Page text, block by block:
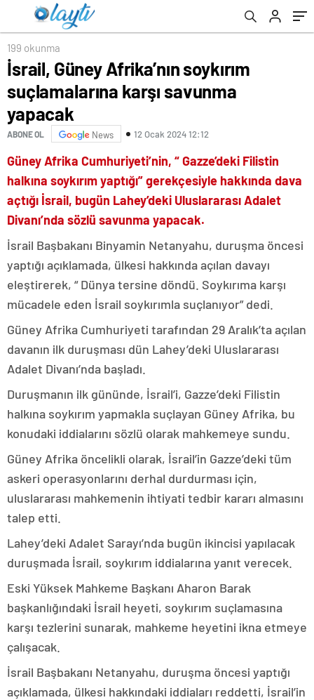
199 okunma
İsrail, Güney Afrika’nın soykırım
suçlamalarına karşı savunma
yapacak
ABONE OL News 12 Ocak 2024 12:12
Güney Afrika Cumhuriyeti’nin, “ Gazze’deki Filistin
halkına soykırım yaptığı” gerekçesiyle hakkında dava
açtığı İsrail, bugün Lahey’deki Uluslararası Adalet
Divanı’nda sözlü savunma yapacak.
İsrail Başbakanı Binyamin Netanyahu, duruşma öncesi
yaptığı açıklamada, ülkesi hakkında açılan davayı
eleştirerek, “ Dünya tersine döndü. Soykırıma karşı
mücadele eden İsrail soykırımla suçlanıyor” dedi.
Güney Afrika Cumhuriyeti tarafından 29 Aralık’ta açılan
davanın ilk duruşması dün Lahey’deki Uluslararası
Adalet Divanı’nda başladı.
Duruşmanın ilk gününde, İsrail’i, Gazze’deki Filistin
halkına soykırım yapmakla suçlayan Güney Afrika, bu
konudaki iddialarını sözlü olarak mahkemeye sundu.
Güney Afrika öncelikli olarak, İsrail’in Gazze’deki tüm
askeri operasyonlarını derhal durdurması için,
uluslararası mahkemenin ihtiyati tedbir kararı almasını
talep etti.
Lahey’deki Adalet Sarayı’nda bugün ikincisi yapılacak
duruşmada İsrail, soykırım iddialarına yanıt verecek.
Eski Yüksek Mahkeme Başkanı Aharon Barak
başkanlığındaki İsrail heyeti, soykırım suçlamasına
karşı tezlerini sunarak, mahkeme heyetini ikna etmeye
çalışacak.
İsrail Başbakanı Netanyahu, duruşma öncesi yaptığı
açıklamada, ülkesi hakkındaki iddiaları reddetti, İsrail’in